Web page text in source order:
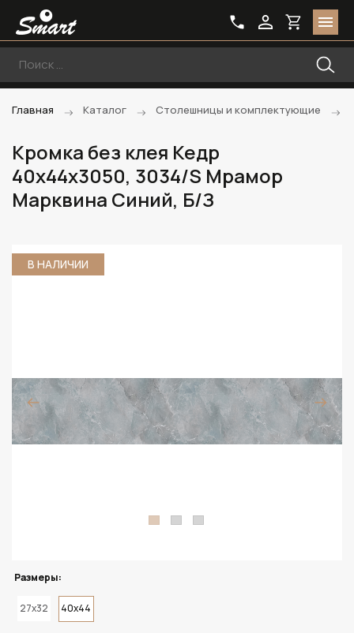
Главная Каталог Столешницы и комплектующие
Кромка без клея Кедр
40х44х3050, 3034/S Мрамор
Марквина Синий, Б/З
В НАЛИЧИИ
Размеры:
27x32 40x44